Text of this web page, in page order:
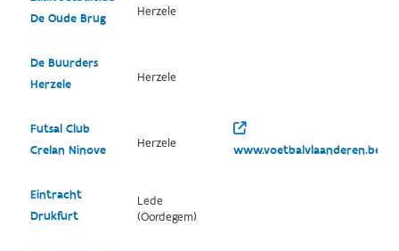
De Oude Brug
Herzele
De Buurders
Herzele
Herzele
Futsal Club
Crelan Ninove
Herzele www.voetbalvlaanderen.be/
Eintracht
Drukfurt
Lede
(Oordegem)